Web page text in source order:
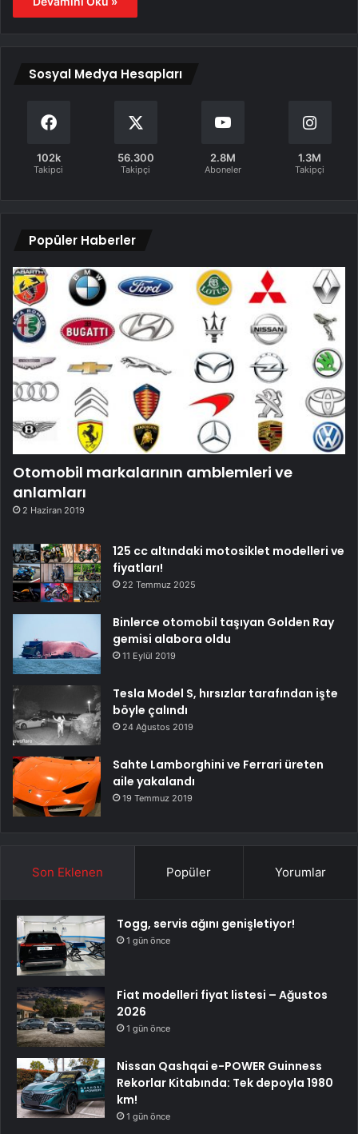
Sosyal Medya Hesapları
102k
Takipci
56.300
Takipçi
2.8M
Aboneler
1.3M
Takipçi
Popüler Haberler
Otomobil markalarının amblemleri ve
anlamları
2 Haziran 2019
125 cc altındaki motosiklet modelleri ve
fiyatları!
22 Temmuz 2025
Binlerce otomobil taşıyan Golden Ray
gemisi alabora oldu
11 Eylül 2019
Tesla Model S, hırsızlar tarafından işte
böyle çalındı
24 Ağustos 2019
Sahte Lamborghini ve Ferrari üreten
aile yakalandı
19 Temmuz 2019
Son Eklenen Popüler Yorumlar
Togg, servis ağını genişletiyor!
1 gün önce
Fiat modelleri fiyat listesi – Ağustos
2026
1 gün önce
Nissan Qashqai e-POWER Guinness
Rekorlar Kitabında: Tek depoyla 1980
km!
1 gün önce